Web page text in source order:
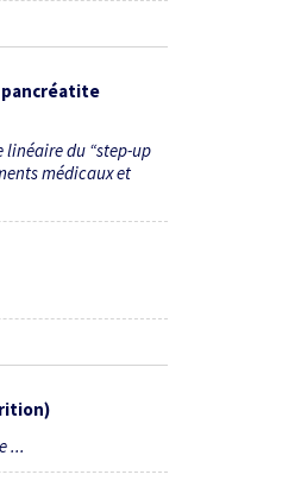
pancréatite
linéaire du “step-up
médicaux et
...